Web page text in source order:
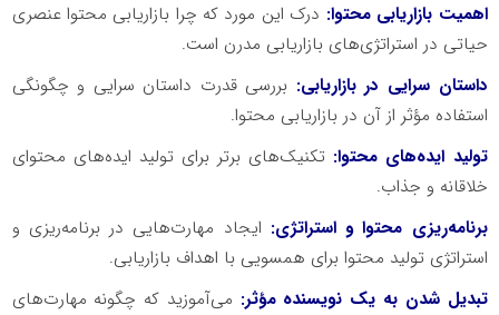
اهمیت بازاریابی محتوا: درک این مورد که چرا بازاریابی محتوا عنصری
حیاتی در استراتژی‌‌های بازاریابی مدرن است.
داستان سرایی در بازاریابی: بررسی قدرت داستان سرایی و چگونگی
استفاده ‌مؤثر از آن در بازاریابی محتوا.
تولید ایده‌‌های محتوا: تکنیک‌‌های برتر برای تولید ایده‌‌های محتوای
خلاقانه و جذاب.
برنامه‌ریزی محتوا و استراتژی: ایجاد مهارت‌هایی در برنامه‌ریزی و
استراتژی تولید محتوا برای همسویی با اهداف بازاریابی.
تبدیل شدن به یک نویسنده ‌مؤثر: می‌آموزید که چگونه مهارت‌‌های